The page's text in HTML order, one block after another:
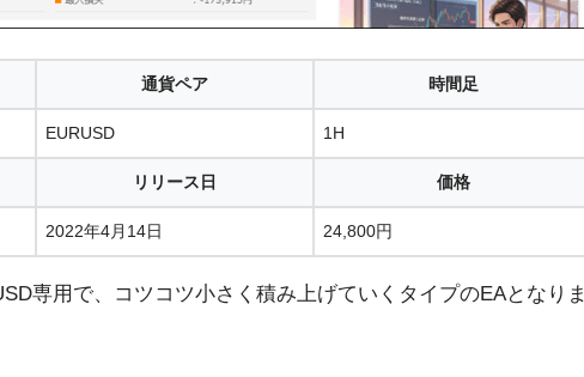
通貨ペア 時間足
EURUSD 1H
リリース日 価格
2022年4月14日 24,800円
専用で、コツコツ小さく積み上げていくタイプのEAとなりま